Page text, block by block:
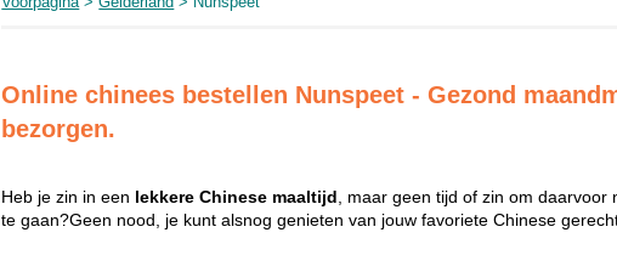
Online chinees bestellen Nunspeet - Gezond
bezorgen.
Heb je zin in een lekkere Chinese maaltijd , maar geen tijd of zin om
te gaan?Geen nood, je kunt alsnog genieten van jouw favoriete Chinese